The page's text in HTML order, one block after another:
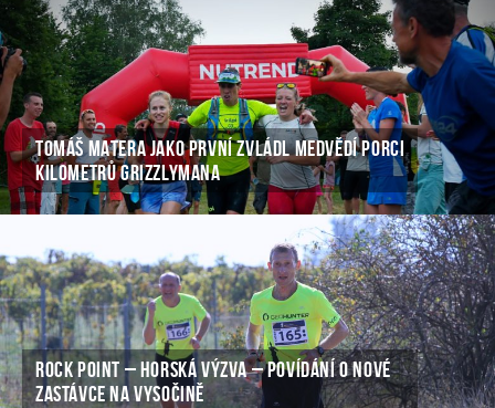
TOMÁŠ MATERA JAKO PRVNÍ ZVLÁDL MEDVĚDÍ PORCI
KILOMETRŮ GRIZZLYMANA
ROCK POINT – HORSKÁ VÝZVA – POVÍDÁNÍ O NOVÉ
ZASTÁVCE NA VYSOČINĚ